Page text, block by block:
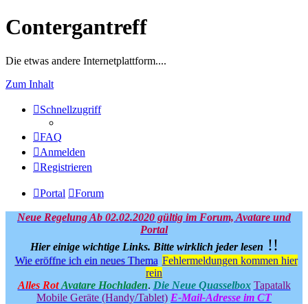
Contergantreff
Die etwas andere Internetplattform....
Zum Inhalt
Schnellzugriff
FAQ
Anmelden
Registrieren
Portal Forum
Neue Regelung Ab 02.02.2020 gültig im Forum, Avatare und
Portal
Hier einige wichtige Links. Bitte wirklich jeder lesen !!
Wie eröffne ich ein neues Thema Fehlermeldungen kommen hier
rein
Alles Rot Avatare Hochladen. Die Neue Quasselbox Tapatalk
Mobile Geräte (Handy/Tablet) E-Mail-Adresse im CT